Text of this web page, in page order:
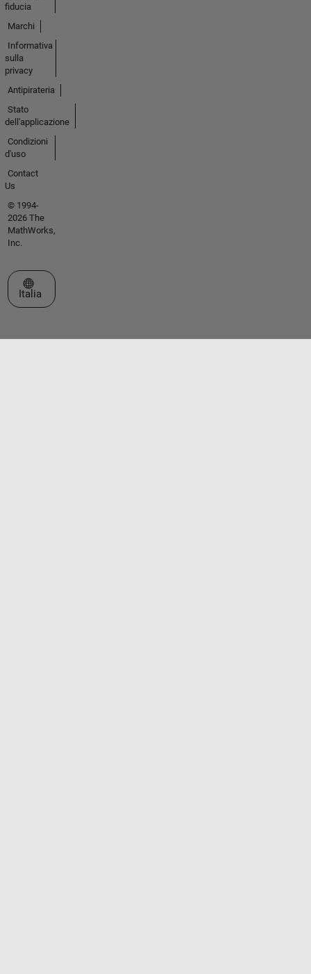
fiducia
Marchi
Informativa
sulla
privacy
Antipirateria
Stato
dell'applicazione
Condizioni
d'uso
Contact
Us
© 1994-
2026 The
MathWorks,
Inc.
Seleziona un sito web
Italia